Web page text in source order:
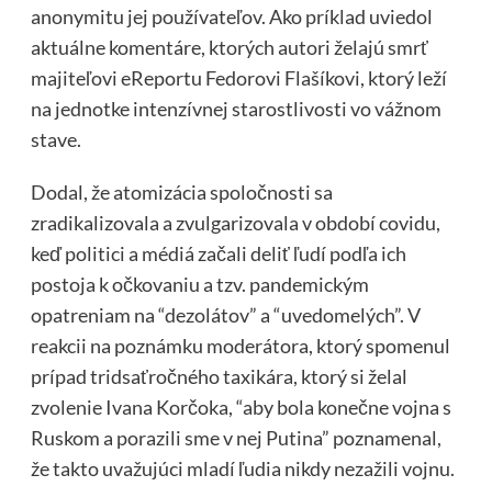
anonymitu jej používateľov. Ako príklad uviedol
aktuálne komentáre, ktorých autori želajú smrť
majiteľovi eReportu Fedorovi Flašíkovi, ktorý leží
na jednotke intenzívnej starostlivosti vo vážnom
stave.
Dodal, že atomizácia spoločnosti sa
zradikalizovala a zvulgarizovala v období covidu,
keď politici a médiá začali deliť ľudí podľa ich
postoja k očkovaniu a tzv. pandemickým
opatreniam na “dezolátov” a “uvedomelých”. V
reakcii na poznámku moderátora, ktorý spomenul
prípad tridsaťročného taxikára, ktorý si želal
zvolenie Ivana Korčoka, “aby bola konečne vojna s
Ruskom a porazili sme v nej Putina” poznamenal,
že takto uvažujúci mladí ľudia nikdy nezažili vojnu.